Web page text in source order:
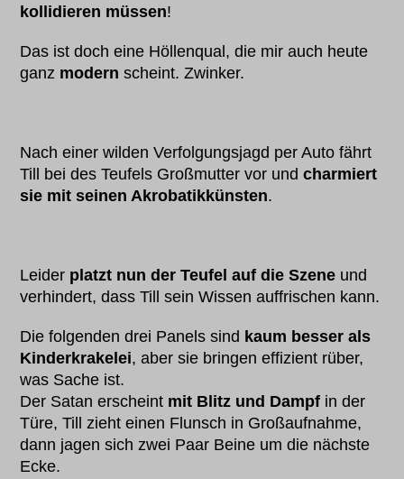
kollidieren müssen!
Das ist doch eine Höllenqual, die mir auch heute
ganz modern scheint. Zwinker.
Nach einer wilden Verfolgungsjagd per Auto fährt
Till bei des Teufels Großmutter vor undcharmiert
sie mit seinen Akrobatikkünsten.
Leider platzt nun der Teufel auf die Szene und
verhindert, dass Till sein Wissen auffrischen kann.
Die folgenden drei Panels sind kaum besser als
Kinderkrakelei, aber sie bringen effizient rüber,
was Sache ist.
Der Satan erscheint mit Blitz und Dampf in der
Türe, Till zieht einen Flunsch in Großaufnahme,
dann jagen sich zwei Paar Beine um die nächste
Ecke.